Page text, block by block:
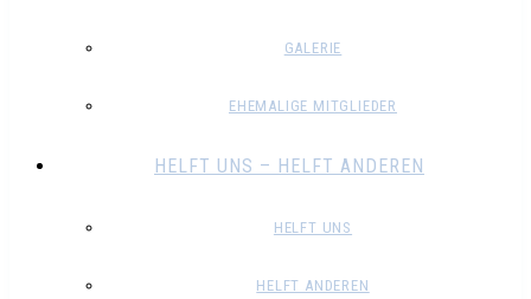
GALERIE
EHEMALIGE MITGLIEDER
HELFT UNS – HELFT ANDEREN
HELFT UNS
HELFT ANDEREN